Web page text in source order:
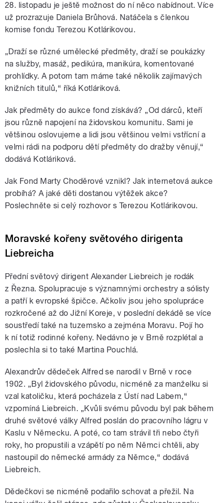
28. listopadu je ještě možnost do ní něco nabídnout. Více
už prozrazuje Daniela Brůhová. Natáčela sčlenkou
komise fondu Terezou Kotlárikovou.
„Draží se různé umělecké předměty, draží se poukázky
na služby, masáž, pedikúra, manikúra, komentované
prohlídky. A potom tam máme také několik zajímavých
knižních titulů,“ říká Kotláriková.
Jak předměty do aukce fond získává? „Od dárců, kteří
jsou různě napojení na židovskou komunitu. Sami je
většinou oslovujeme a lidi jsou většinou velmi vstřícní a
velmi rádi na podporu dětí předměty do dražby věnují,“
dodává Kotláriková.
Jak Fond Marty Choděrové vznikl? Jak internetová aukce
probíhá? A jaké děti dostanou výtěžek akce?
Poslechněte si celý rozhovor s Terezou Kotlárikovou.
Moravské kořeny světového dirigenta
Liebreicha
Přední světový dirigent Alexander Liebreich je rodák
z Řezna. Spolupracuje s významnými orchestry a sólisty
a patří k evropské špičce. Ačkoliv jsou jeho spolupráce
rozkročené až do Jižní Koreje, v poslední dekádě se více
soustředí také na tuzemsko a zejména Moravu. Pojí ho
k ní totiž rodinné kořeny. Nedávno je v Brně rozplétal a
poslechla si to také Martina Pouchlá.
Alexandrův dědeček Alfred se narodil v Brně v roce
1902. „Byl židovského původu, nicméně za manželku si
vzal katoličku, která pocházela z Ústí nad Labem,“
vzpomíná Liebreich. „Kvůli svému původu byl pak během
druhé světové války Alfred poslán do pracovního lágru v
Kaslu v Německu. A poté, co tam strávil tři nebo čtyři
roky, ho propustili a vzápětí po něm Němci chtěli, aby
nastoupil do německé armády za Němce,“ dodává
Liebreich.
Dědečkovi se nicméně podařilo schovat a přežil. Na